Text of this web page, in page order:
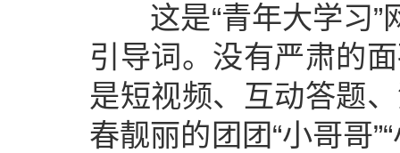
这是“青年大学习”
引导词。没有严肃的
是短视频、互动答题
春靓丽的团团“小哥哥